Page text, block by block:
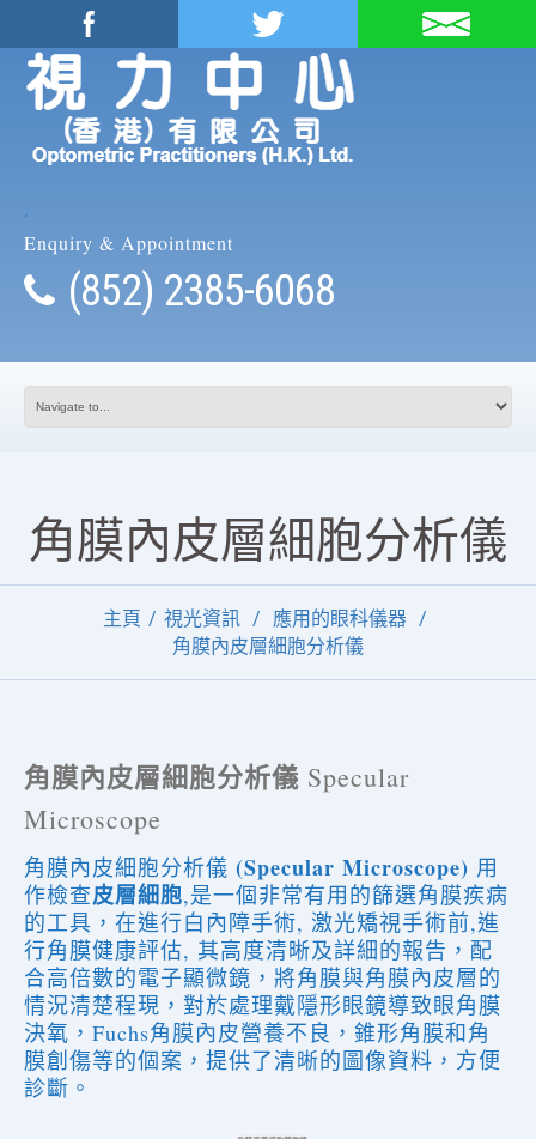
Enquiry & Appointment
(852) 2385-6068
角膜內皮層細胞分析儀
主頁 視光資訊
應用的眼科儀器
角膜內皮層細胞分析儀
角膜內皮層細胞分析儀 Specular
Microscope
角膜內皮細胞分析儀 (Specular Microscope) 用
作檢查皮層細胞,是一個非常有用的篩選角膜疾病
的工具，在進行白內障手術, 激光矯視手術前,進
行角膜健康評估, 其高度清晰及詳細的報告，配
合高倍數的電子顯微鏡，將角膜與角膜內皮層的
情況清楚程現，對於處理戴隱形眼鏡導致眼角膜
決氧，Fuchs角膜內皮營養不良，錐形角膜和角
膜創傷等的個案，提供了清晰的圖像資料，方便
診斷。